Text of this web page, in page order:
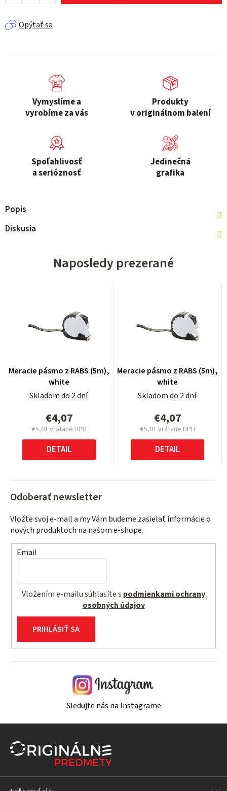
Opýtať sa
Vymyslíme a
vyrobíme za vás
Produkty
v originálnom balení
Spoľahlivosť
a serióznosť
Jedinečná
grafika
Popis
Diskusia
Naposledy prezerané
Meracie pásmo z RABS (5m),
white
Skladom do 2 dní
€4,07
€5,01 vrátane DPH
Jednotková
cena:
DETAIL
Meracie pásmo z RABS (5m),
white
Skladom do 2 dní
€4,07
€5,01 vrátane DPH
Jednotková
cena:
DETAIL
Odoberať newsletter
Vložte svoj e-mail a my Vám budeme zasielať informácie o
nových produktoch na našom e-shope.
Email
Vložením e-mailu súhlasíte s podmienkami ochrany
osobných údajov
PRIHLÁSIŤ SA
Sledujte nás na Instagrame
ä